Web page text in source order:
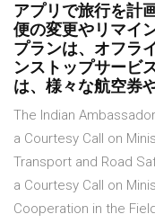
アプリで旅行を計
便の変更やリマイ
プランは、オフラ
ンストップサービ
は、様々な航空券
The Indian
a Courtesy Call on
Transport and Road
a Courtesy Call on
Cooperation in the